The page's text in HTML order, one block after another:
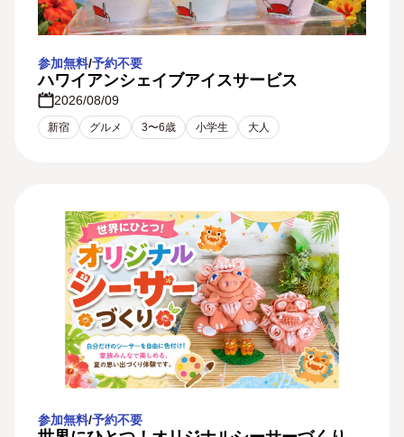
参加無料/予約不要
ハワイアンシェイブアイスサービス
2026/08/09
新宿 グルメ 3〜6歳 小学生 大人
参加無料/予約不要